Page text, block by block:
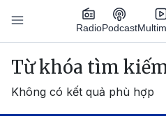
Nhảy đến nội dung
RadioPodcast
Main navigation
Từ khóa tìm
Không có kết quả phù hợp